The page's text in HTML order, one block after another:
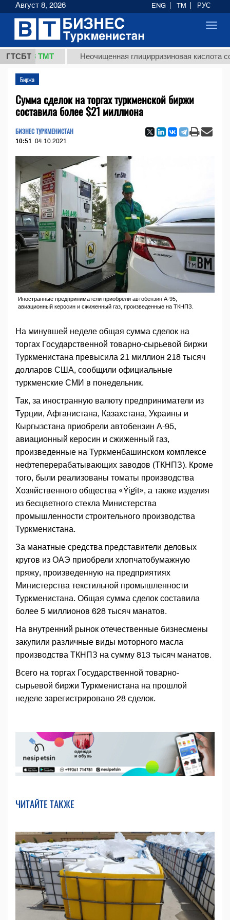
ГТСБТ
ТМТ Неочищенная глицирризиновая кислота
Биржа
Сумма сделок на торгах туркменской биржи
составила более $21 миллиона
БИЗНЕС ТУРКМЕНИСТАН
10:51 04.10.2021
Иностранные предприниматели приобрели автобензин А-95,
авиационный керосин и сжиженный газ, произведенные на ТКНПЗ.
На минувшей неделе общая сумма сделок на
торгах Государственной товарно-сырьевой биржи
Туркменистана превысила 21 миллион 218 тысяч
долларов США, сообщили официальные
туркменские СМИ в понедельник.
Так, за иностранную валюту предприниматели из
Турции, Афганистана, Казахстана, Украины и
Кыргызстана приобрели автобензин А-95,
авиационный керосин и сжиженный газ,
произведенные на Туркменбашинском комплексе
нефтеперерабатывающих заводов (ТКНПЗ). Кроме
того, были реализованы томаты производства
Хозяйственного общества «Ýigit», а также изделия
из бесцветного стекла Министерства
промышленности строительного производства
Туркменистана.
За манатные средства представители деловых
кругов из ОАЭ приобрели хлопчатобумажную
пряжу, произведенную на предприятиях
Министерства текстильной промышленности
Туркменистана. Общая сумма сделок составила
более 5 миллионов 628 тысяч манатов.
На внутренний рынок отечественные бизнесмены
закупили различные виды моторного масла
производства ТКНПЗ на сумму 813 тысяч манатов.
Всего на торгах Государственной товарно-
сырьевой биржи Туркменистана на прошлой
неделе зарегистрировано 28 сделок.
ЧИТАЙТЕ ТАКЖЕ
Август 8, 2026 ENG TM РУС